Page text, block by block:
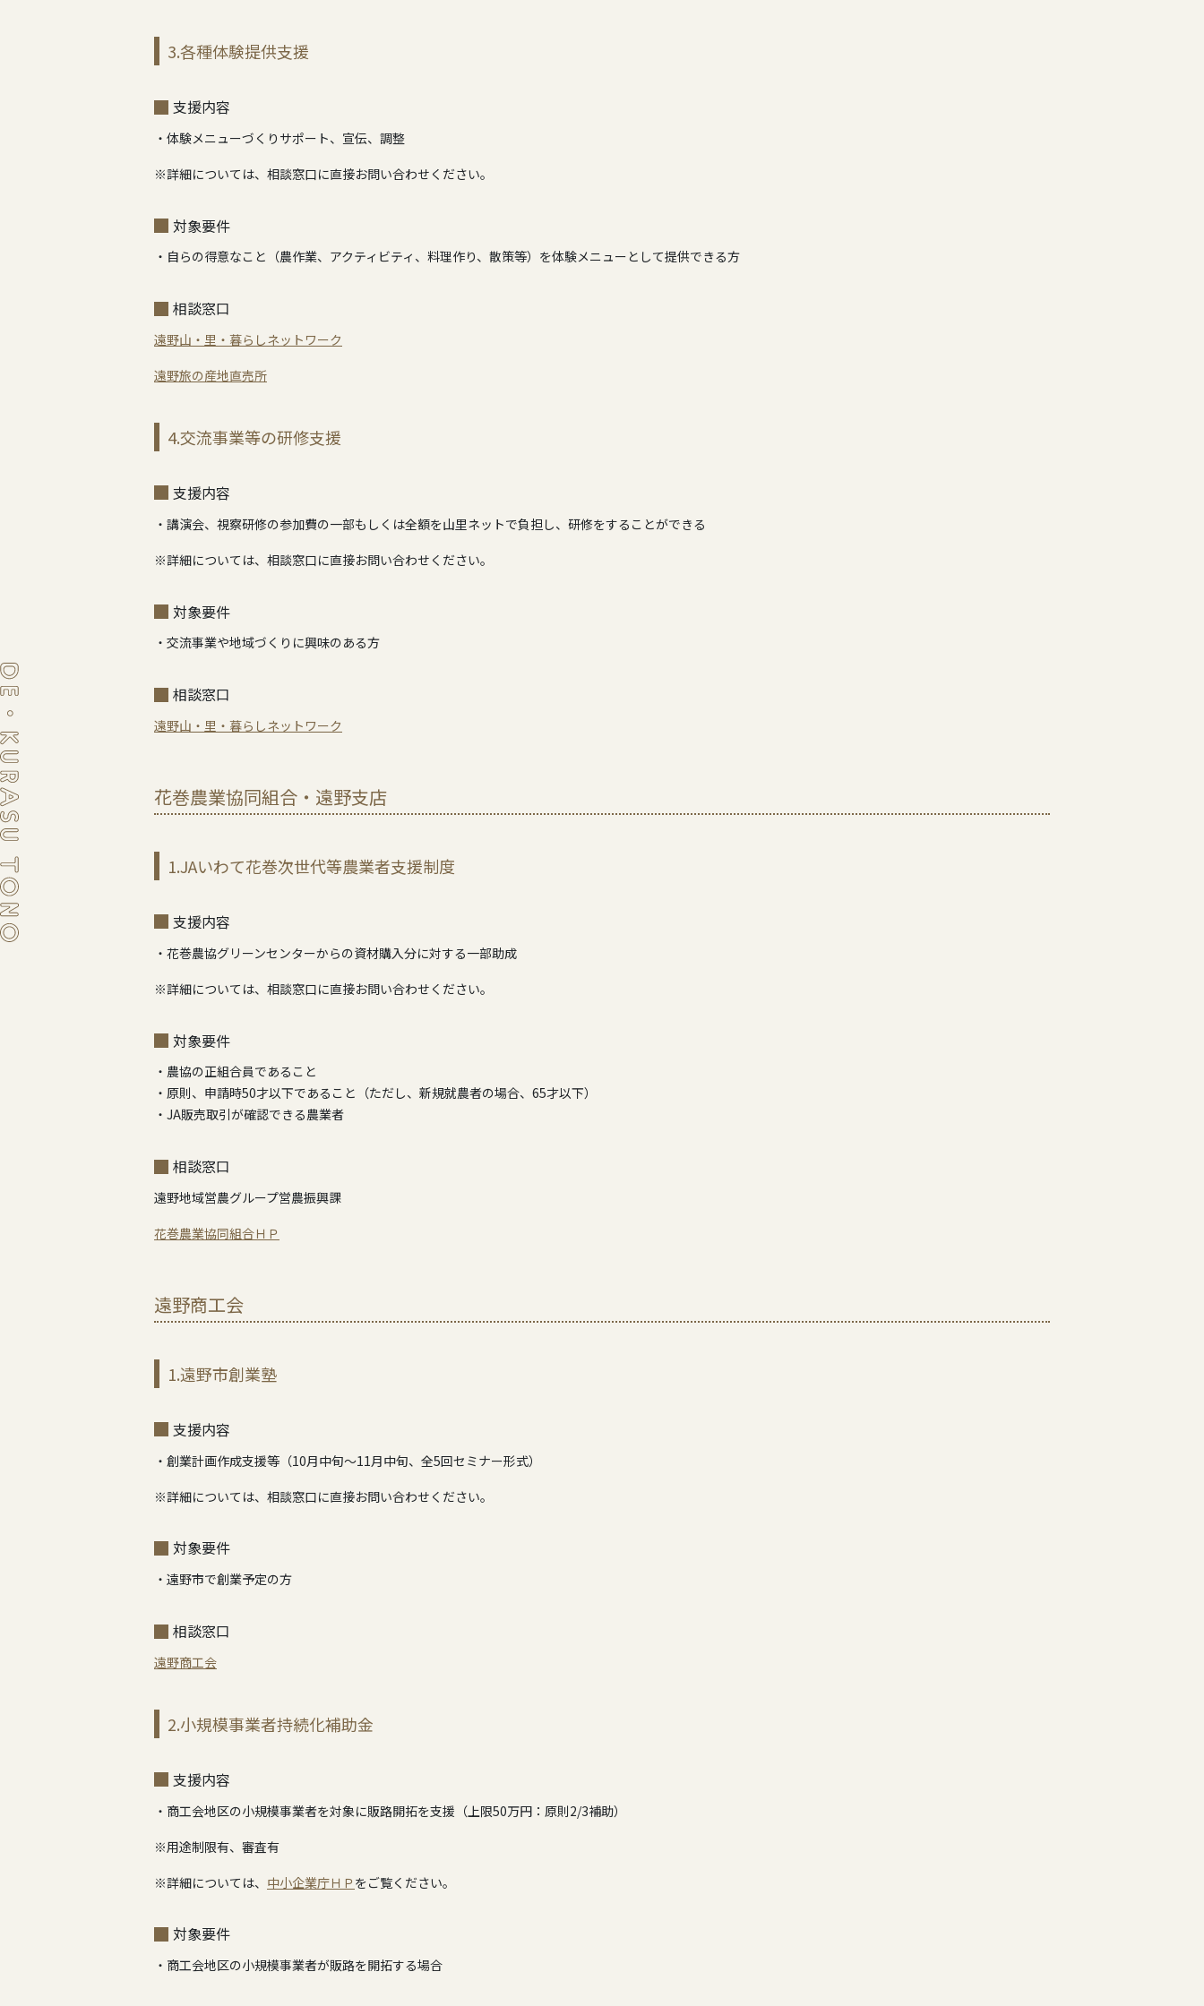
3.各種体験提供支援
支援内容
・体験メニューづくりサポート、宣伝、調整
※詳細については、相談窓口に直接お問い合わせください。
対象要件
・自らの得意なこと（農作業、アクティビティ、料理作り、散策等）を体験メニューとして提供できる方
相談窓口
遠野山・里・暮らしネットワーク
遠野旅の産地直売所
4.交流事業等の研修支援
支援内容
・講演会、視察研修の参加費の一部もしくは全額を山里ネットで負担し、研修をすることができる
※詳細については、相談窓口に直接お問い合わせください。
対象要件
・交流事業や地域づくりに興味のある方
相談窓口
遠野山・里・暮らしネットワーク
花巻農業協同組合・遠野支店
1.JAいわて花巻次世代等農業者支援制度
支援内容
・花巻農協グリーンセンターからの資材購入分に対する一部助成
※詳細については、相談窓口に直接お問い合わせください。
対象要件
・農協の正組合員であること
・原則、申請時50才以下であること（ただし、新規就農者の場合、65才以下）
・JA販売取引が確認できる農業者
相談窓口
遠野地域営農グループ営農振興課
花巻農業協同組合ＨＰ
遠野商工会
1.遠野市創業塾
支援内容
・創業計画作成支援等（10月中旬～11月中旬、全5回セミナー形式）
※詳細については、相談窓口に直接お問い合わせください。
対象要件
・遠野市で創業予定の方
相談窓口
遠野商工会
2.小規模事業者持続化補助金
支援内容
・商工会地区の小規模事業者を対象に販路開拓を支援（上限50万円：原則2/3補助）
※用途制限有、審査有
※詳細については、 中小企業庁ＨＰ をご覧ください。
対象要件
・商工会地区の小規模事業者が販路を開拓する場合